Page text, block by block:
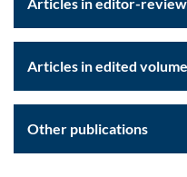
Articles in edited
Other publications